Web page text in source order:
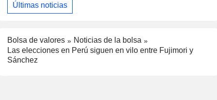
Últimas noticias
Bolsa de valores
Noticias de la bolsa
Las elecciones en Perú siguen en vilo entre Fujimori y
Sánchez